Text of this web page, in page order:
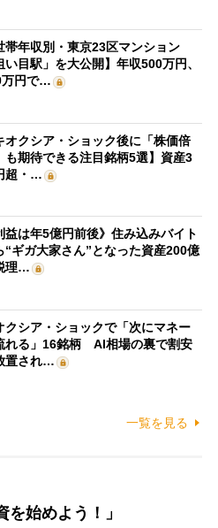
帯年収別・東京23区マンション
い目駅」を大公開】年収500万円、
万円で…
オクシア・ショック後に「株価倍
も期待できる注目銘柄5選】資産3
超・…
益は年5億円前後》住み込みバイト
“ギガ大家さん”となった資産200億
理…
クシア・ショックで「次にマネー
れる」16銘柄 AI相場の裏で割安
置され…
一覧を見る
始めよう！」